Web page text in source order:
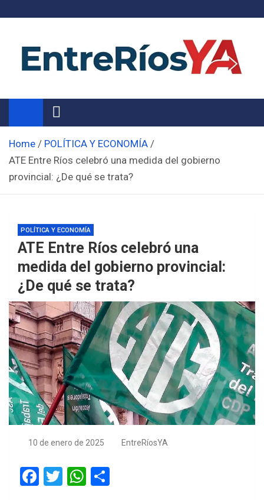
Noticias de Entre Ríos
Información de toda la provincia ahora
Home
POLÍTICA Y ECONOMÍA
ATE Entre Ríos celebró una medida del gobierno
provincial: ¿De qué se trata?
POLÍTICA Y ECONOMÍA
ATE Entre Ríos celebró una
medida del gobierno provincial:
¿De qué se trata?
10 de enero de 2025 EntreRíosYA
F
T
W